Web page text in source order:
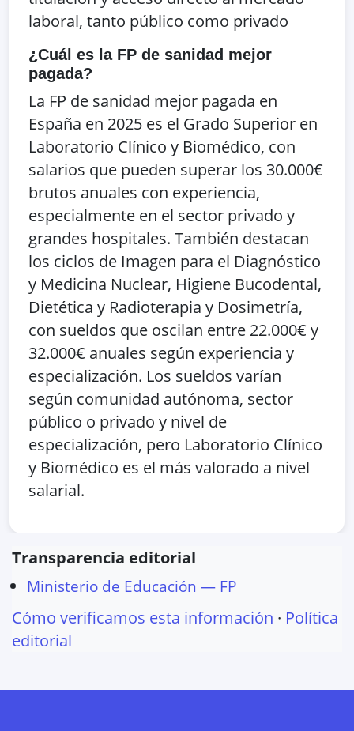
laboral, tanto público como privado
¿Cuál es la FP de sanidad mejor
pagada?
La FP de sanidad mejor pagada en
España en 2025 es el Grado Superior en
Laboratorio Clínico y Biomédico, con
salarios que pueden superar los 30.000€
brutos anuales con experiencia,
especialmente en el sector privado y
grandes hospitales. También destacan
los ciclos de Imagen para el Diagnóstico
y Medicina Nuclear, Higiene Bucodental,
Dietética y Radioterapia y Dosimetría,
con sueldos que oscilan entre 22.000€ y
32.000€ anuales según experiencia y
especialización. Los sueldos varían
según comunidad autónoma, sector
público o privado y nivel de
especialización, pero Laboratorio Clínico
y Biomédico es el más valorado a nivel
salarial.
Transparencia editorial
Ministerio de Educación — FP
Cómo verificamos esta información · Política
editorial